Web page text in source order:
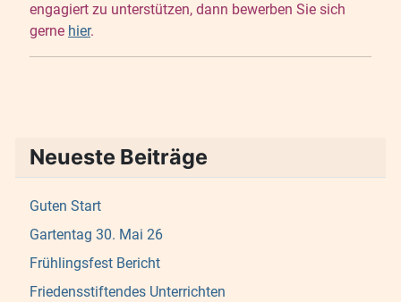
engagiert zu unterstützen, dann bewerben Sie sich
gerne hier.
Neueste Beiträge
Guten Start
Gartentag 30. Mai 26
Frühlingsfest Bericht
Friedensstiftendes Unterrichten